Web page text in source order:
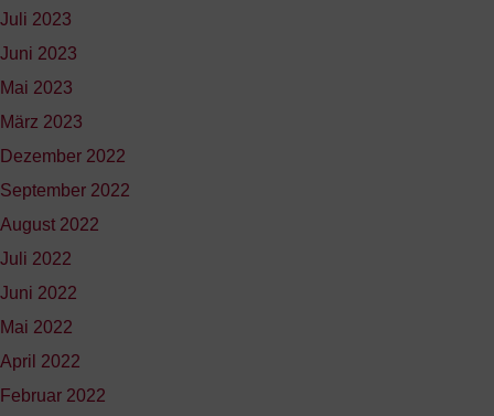
Juli 2023
Juni 2023
Mai 2023
März 2023
Dezember 2022
September 2022
August 2022
Juli 2022
Juni 2022
Mai 2022
April 2022
Februar 2022